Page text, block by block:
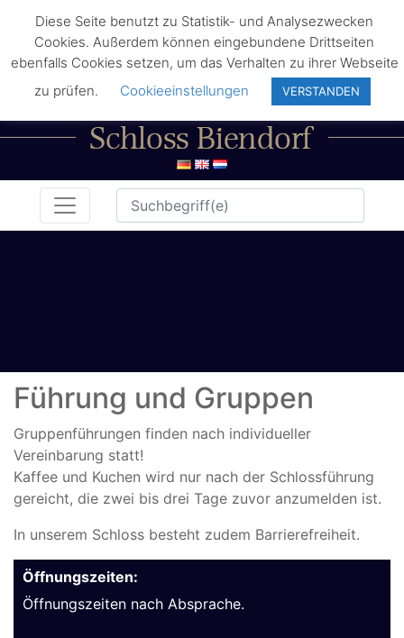
Führung und Gruppen
Gruppenführungen finden nach individueller
Vereinbarung statt!
Kaffee und Kuchen wird nur nach der Schlossführung
gereicht, die zwei bis drei Tage zuvor anzumelden ist.
In unserem Schloss besteht zudem Barrierefreiheit.
Öffnungszeiten:
Öffnungszeiten nach Absprache.
Diese Seite benutzt zu Statistik- und Analysezwecken
Cookies. Außerdem können eingebundene Drittseiten
ebenfalls Cookies setzen, um das Verhalten zu ihrer Webseite
zu prüfen.
Cookieeinstellungen VERSTANDEN